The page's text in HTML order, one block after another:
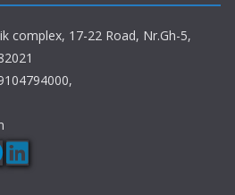
complex, 17-22 Road, Nr.Gh-5,